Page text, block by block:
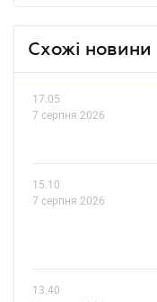
Схожі новини
17.05
7 серпня 2026
15.10
7 серпня 2026
13.40